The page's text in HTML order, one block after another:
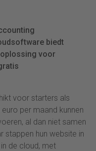
biedt
voor
voor starters als
per maand kunnen
al dan niet samen
stappen hun website in
de cloud, met